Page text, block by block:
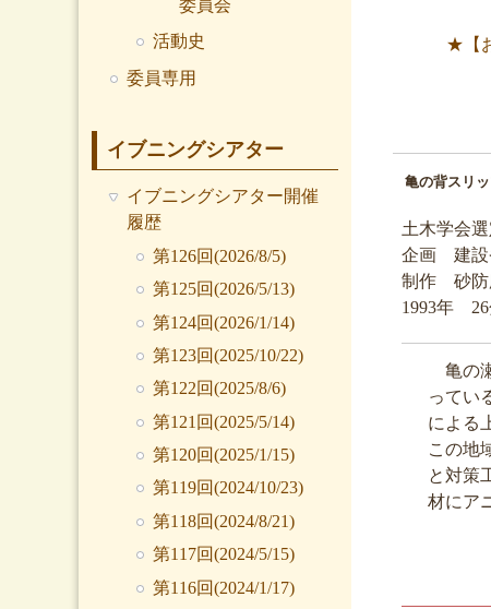
委員会
活動史
委員専用
イブニングシアター
イブニングシアター開催
履歴
第126回(2026/8/5)
第125回(2026/5/13)
第124回(2026/1/14)
第123回(2025/10/22)
第122回(2025/8/6)
第121回(2025/5/14)
第120回(2025/1/15)
第119回(2024/10/23)
第118回(2024/8/21)
第117回(2024/5/15)
第116回(2024/1/17)
★【
亀の背スリ
土木学会
企画 建設
制作 砂防
1993年 26
亀の
ってい
による
この地
と対策
材にア